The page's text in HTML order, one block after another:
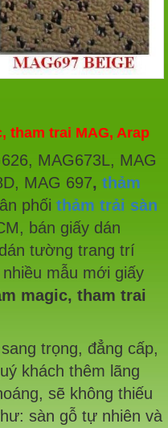
tham trai MAG, Arap
MAG673L, MAG
MAG 697, thảm
phối thảm trải sàn
bán giấy dán
tường trang trí
mẫu mới giấy
magic, tham trai
trọng, đẳng cấp,
khách thêm lãng
sẽ không thiếu
sàn gỗ tự nhiên và